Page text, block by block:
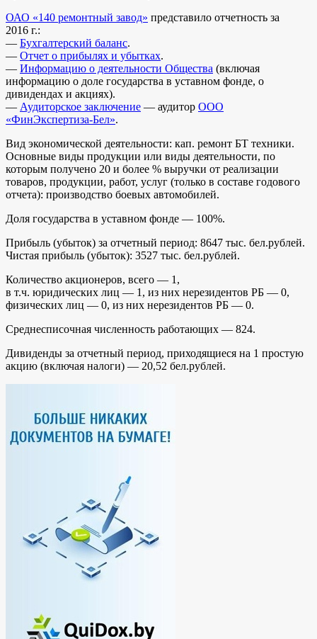
ОАО «140 ремонтный завод» представило отчетность за
2016 г.:
— Бухгалтерский баланс.
— Отчет о прибылях и убытках.
— Информацию о деятельности Общества (включая
информацию о доле государства в уставном фонде, о
дивидендах и акциях).
— Аудиторское заключение — аудитор ООО
«ФинЭкспертиза-Бел».
Вид экономической деятельности: кап. ремонт БТ техники.
Основные виды продукции или виды деятельности, по
которым получено 20 и более % выручки от реализации
товаров, продукции, работ, услуг (только в составе годового
отчета): производство боевых автомобилей.
Доля государства в уставном фонде — 100%.
Прибыль (убыток) за отчетный период: 8647 тыс. бел.рублей.
Чистая прибыль (убыток): 3527 тыс. бел.рублей.
Количество акционеров, всего — 1,
в т.ч. юридических лиц — 1, из них нерезидентов РБ — 0,
физических лиц — 0, из них нерезидентов РБ — 0.
Среднесписочная численность работающих — 824.
Дивиденды за отчетный период, приходящиеся на 1 простую
акцию (включая налоги) — 20,52 бел.рублей.